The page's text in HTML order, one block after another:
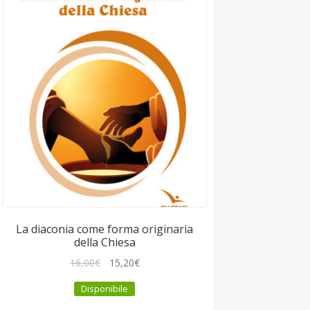
La diaconia come forma originaria
della Chiesa
16,00€
originale
15,20€Il
Disponibile